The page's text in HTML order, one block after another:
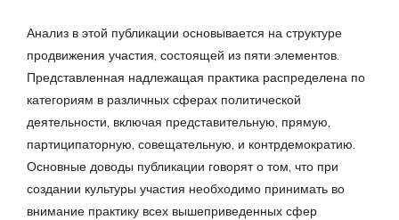
Анализ в этой публикации основывается на структуре
продвижения участия, состоящей из пяти элементов.
Представленная надлежащая практика распределена по
категориям в различных сферах политической
деятельности, включая представительную, прямую,
партиципаторную, совещательную, и контрдемократию.
Основные доводы публикации говорят о том, что при
создании культуры участия необходимо принимать во
внимание практику всех вышеприведенных сфер